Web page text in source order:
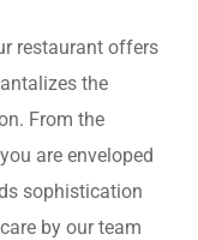
restaurant offers
the
From the
are enveloped
sophistication
by our team